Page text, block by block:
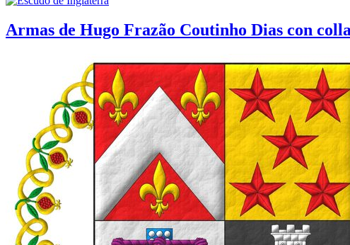
Armas de Hugo Frazão Coutinho Dias con